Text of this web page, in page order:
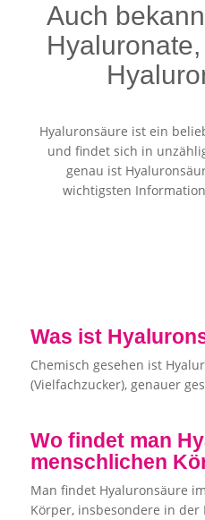
Auch
Hyaluronsäure ist ein
und findet sich in
genau ist
wichtigsten
Was ist
Chemisch gesehen ist
(Vielfachzucker), genauer
Wo findet man
menschlichen
Man findet Hyaluronsäure
Körper, insbesondere in der